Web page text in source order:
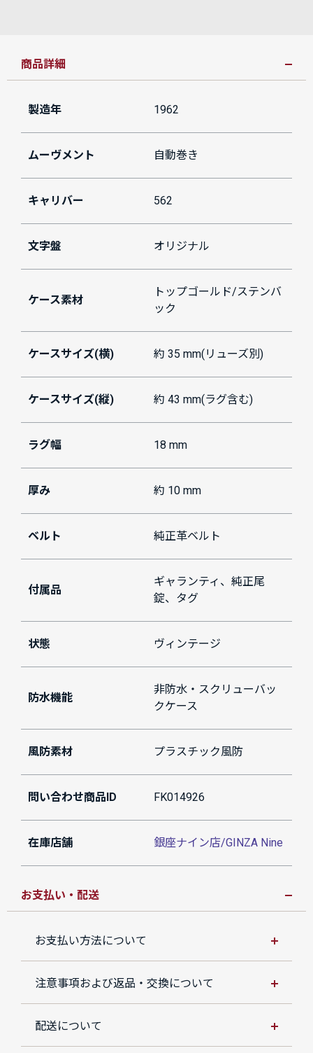
商品詳細
製造年 1962
ムーヴメント 自動巻き
キャリバー 562
文字盤 オリジナル
ケース素材
トップゴールド/ステンバ
ック
ケースサイズ(横) 約 35 mm(リューズ別)
ケースサイズ(縦) 約 43 mm(ラグ含む)
ラグ幅 18 mm
厚み 約 10 mm
ベルト 純正革ベルト
付属品
ギャランティ、純正尾
錠、タグ
状態 ヴィンテージ
防水機能
非防水・スクリューバッ
クケース
風防素材 プラスチック風防
問い合わせ商品ID FK014926
在庫店舗 銀座ナイン店/GINZA Nine
お支払い・配送
お支払い方法について
注意事項および返品・交換について
配送について